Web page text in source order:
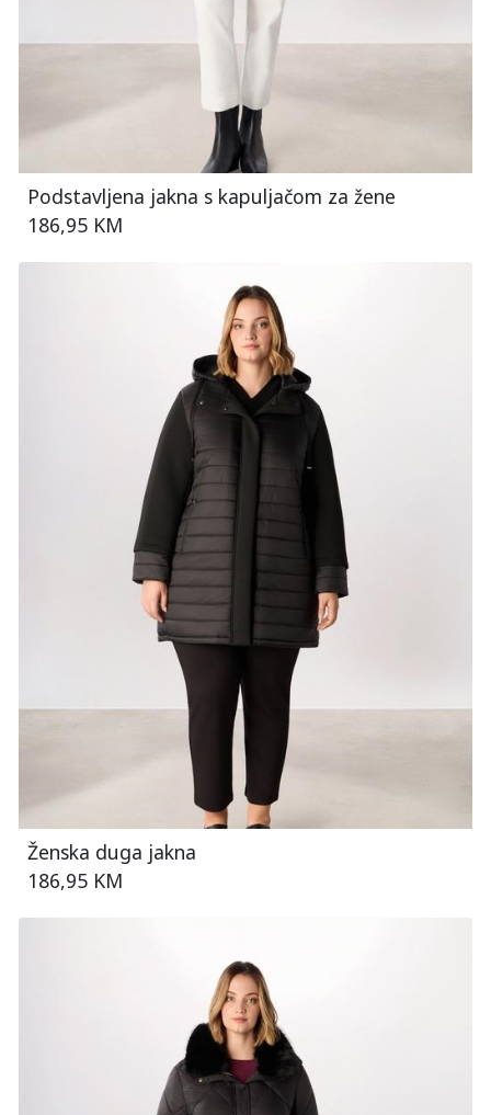
Podstavljena jakna s kapuljačom za žene
186,95 KM
Ženska duga jakna
186,95 KM